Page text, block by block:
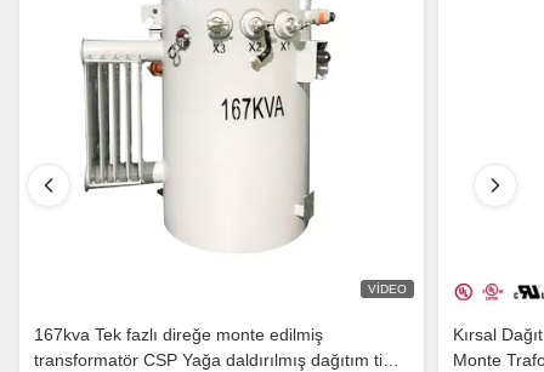
VIDEO
167kva Tek fazlı direğe monte edilmiş
transformatör CSP Yağa daldırılmış dağıtım tipi
Kırsal
Monte